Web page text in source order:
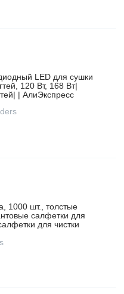
LED для сушки
120 Вт, 168 Вт|
| АлиЭкспресс
1000 шт., толстые
салфетки для
для чистки
АлиЭкспресс